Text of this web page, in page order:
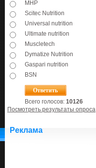
MHP
Scitec Nutrition
Universal nutrition
Ultimate nutrition
Muscletech
Dymatize Nutrition
Gaspari nutrition
BSN
Всего голосов: 10126
Посмотреть результаты опроса
Реклама